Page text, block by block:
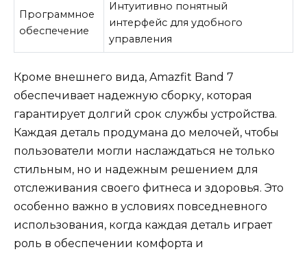
Программное
обеспечение
Интуитивно понятный
интерфейс для удобного
управления
Кроме внешнего вида, Amazfit Band 7
обеспечивает надежную сборку, которая
гарантирует долгий срок службы устройства.
Каждая деталь продумана до мелочей, чтобы
пользователи могли наслаждаться не только
стильным, но и надежным решением для
отслеживания своего фитнеса и здоровья. Это
особенно важно в условиях повседневного
использования, когда каждая деталь играет
роль в обеспечении комфорта и